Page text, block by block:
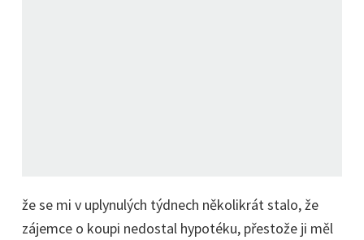
že se mi v uplynulých týdnech několikrát stalo, že
zájemce o koupi nedostal hypotéku, přestože ji měl